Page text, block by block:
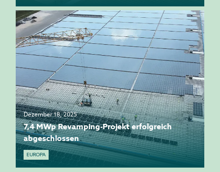
Dezember 18, 2025
7,4 MWp Revamping-Projekt erfolgreich
abgeschlossen
EUROPA